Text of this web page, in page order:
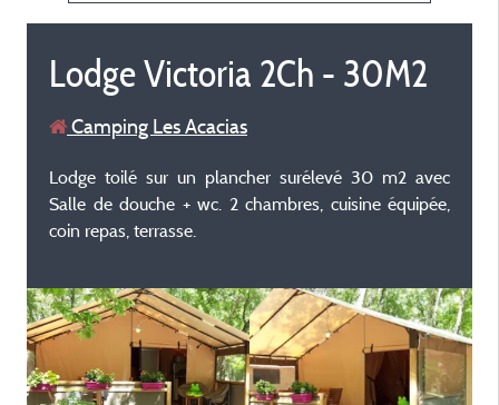
Lodge Victoria 2Ch - 30M2
Camping Les Acacias
Lodge toilé sur un plancher surélevé 30 m2 avec
Salle de douche + wc. 2 chambres, cuisine équipée,
coin repas, terrasse.